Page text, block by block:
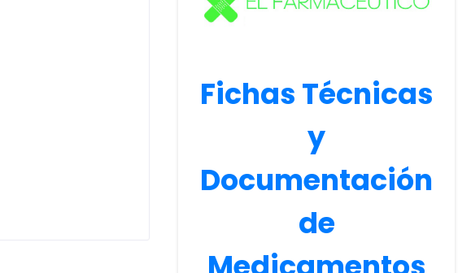
Fichas Técnicas
y
Documentación
de